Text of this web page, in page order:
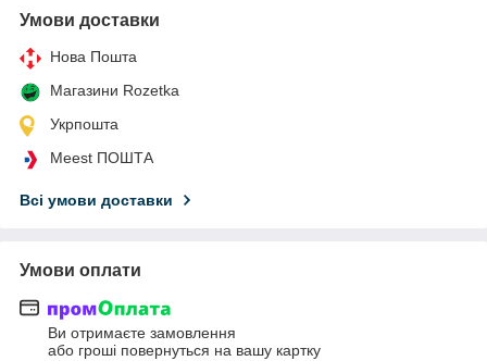
Умови доставки
Нова Пошта
Магазини Rozetka
Укрпошта
Meest ПОШТА
Всі умови доставки
Умови оплати
Ви отримаєте замовлення
або гроші повернуться на вашу картку